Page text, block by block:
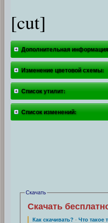
[cut]
Дополнительная
Изменение цветовой схемы:
Список утилит:
Список изменений:
Скачать
Скачать
Как скачивать? ·Что такое